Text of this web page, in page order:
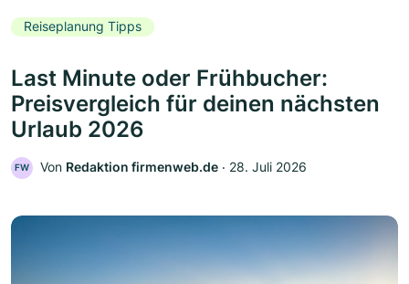
Reiseplanung Tipps
Last Minute oder Frühbucher:
Preisvergleich für deinen nächsten
Urlaub 2026
FW Von Redaktion firmenweb.de ‧ 28. Juli 2026